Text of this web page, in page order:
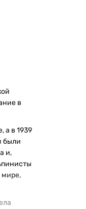
в
а в 1939
были
и,
мире,